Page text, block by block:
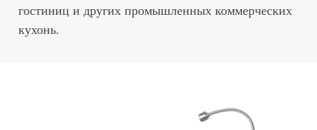
гостиниц и других промышленных коммерческих
кухонь.